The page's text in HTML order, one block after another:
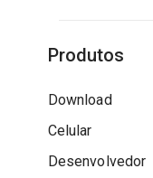
Produtos
Download
Celular
Desenvolvedor